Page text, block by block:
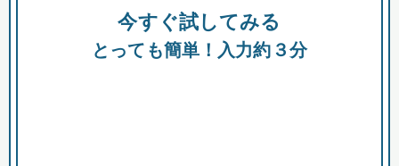
助成金 融資 出資
今すぐ試してみる
とっても簡単！入力約３分